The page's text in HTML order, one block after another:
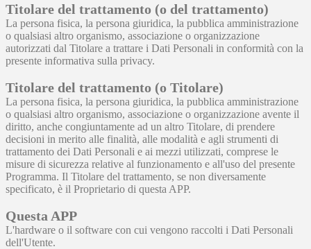
Titolare del trattamento (o del trattamento)
La persona fisica, la persona giuridica, la pubblica amministrazione
o qualsiasi altro organismo, associazione o organizzazione
autorizzati dal Titolare a trattare i Dati Personali in conformità con la
presente informativa sulla privacy.
Titolare del trattamento (o Titolare)
La persona fisica, la persona giuridica, la pubblica amministrazione
o qualsiasi altro organismo, associazione o organizzazione avente il
diritto, anche congiuntamente ad un altro Titolare, di prendere
decisioni in merito alle finalità, alle modalità e agli strumenti di
trattamento dei Dati Personali e ai mezzi utilizzati, comprese le
misure di sicurezza relative al funzionamento e all'uso del presente
Programma. Il Titolare del trattamento, se non diversamente
specificato, è il Proprietario di questa APP.
Questa APP
L'hardware o il software con cui vengono raccolti i Dati Personali
dell'Utente.